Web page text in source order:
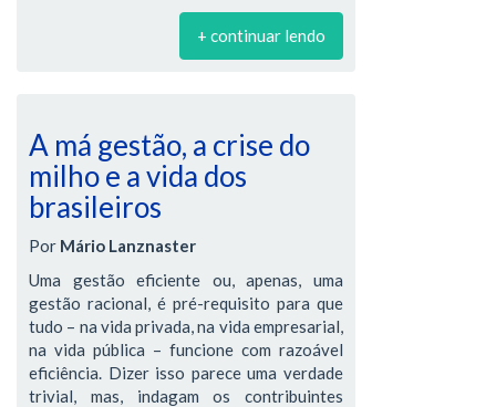
+ continuar lendo
A má gestão, a crise do
milho e a vida dos
brasileiros
Por Mário Lanznaster
Uma gestão eficiente ou, apenas, uma
gestão racional, é pré-requisito para que
tudo – na vida privada, na vida empresarial,
na vida pública – funcione com razoável
eficiência. Dizer isso parece uma verdade
trivial, mas, indagam os contribuintes